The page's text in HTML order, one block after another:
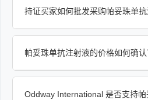
持证买家如何批发采购帕妥珠单抗
帕妥珠单抗注射液的价格如何确认
Oddway International 是否支持